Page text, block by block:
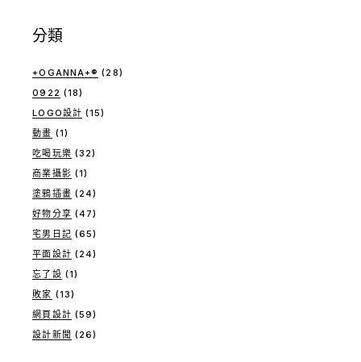
分類
+OGANNA+® (28)
0922 (18)
LOGO設計 (15)
動畫 (1)
吃喝玩樂 (32)
商業攝影 (1)
塗鴉插畫 (24)
好物分享 (47)
宅男日記 (65)
平面設計 (24)
忘了設 (1)
敗家 (13)
網頁設計 (59)
設計新聞 (26)